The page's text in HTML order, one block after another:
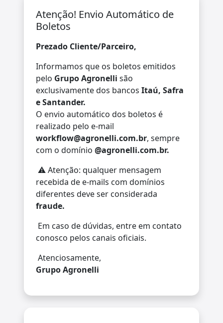
Atenção! Envio Automático de
Boletos
Prezado Cliente/Parceiro,
Informamos que os boletos emitidos
pelo Grupo Agronelli são
exclusivamente dos bancos Itaú, Safra
e Santander.
O envio automático dos boletos é
realizado pelo e-mail
workflow@agronelli.com.br, sempre
com o domínio @agronelli.com.br.
⚠️ Atenção: qualquer mensagem
recebida de e-mails com domínios
diferentes deve ser considerada
fraude.
Em caso de dúvidas, entre em contato
conosco pelos canais oficiais.
Atenciosamente,
Grupo Agronelli